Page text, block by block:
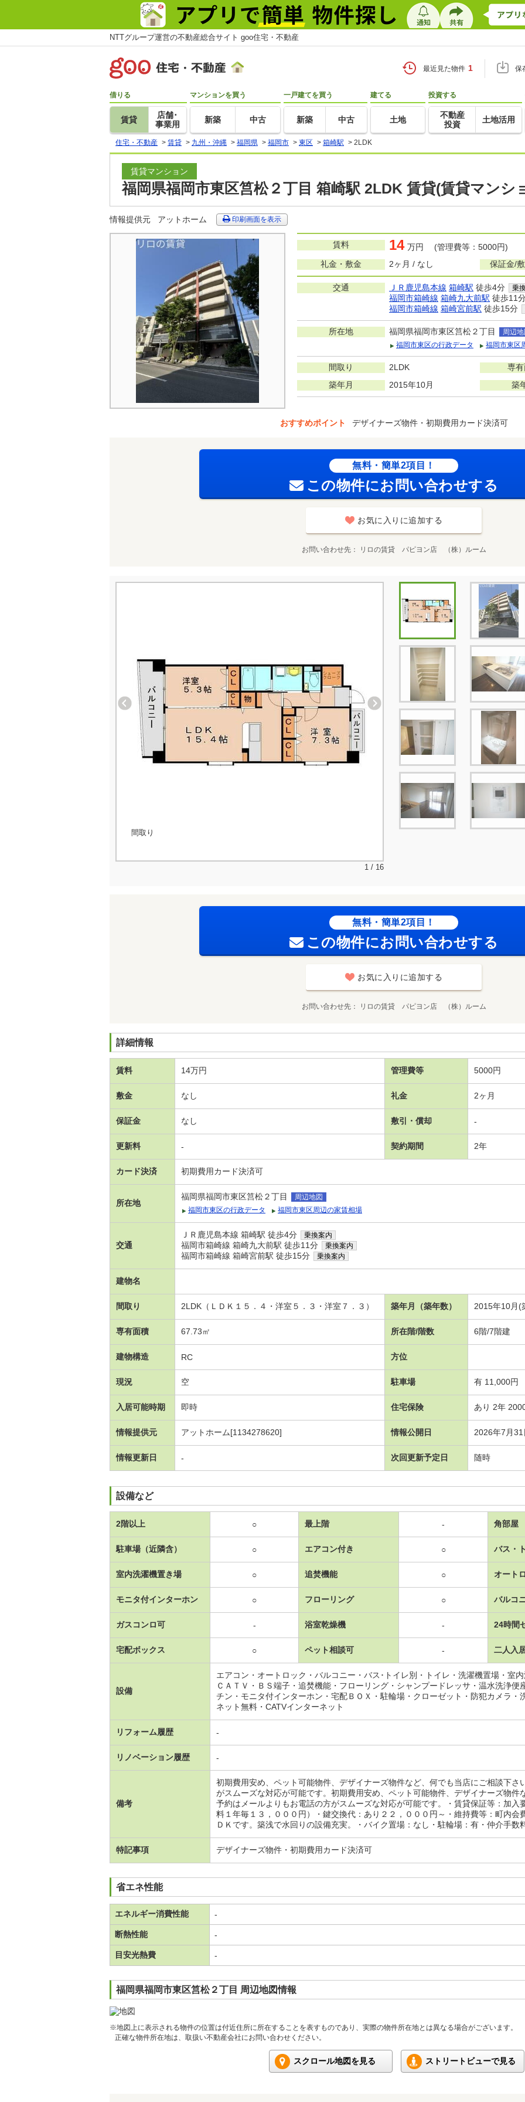
NTTグループ運営の不動産総合サイト goo住宅・不動産
最近見た物件 1 保
借りる
賃貸
店舗･
事業用
マンションを買う
新築 中古
一戸建てを買う
新築 中古
建てる
土地
投資する
不動産
投資
土地活用
住宅・不動産 > 賃貸 > 九州・沖縄 > 福岡県 > 福岡市 > 東区 > 箱崎駅 > 2LDK
賃貸マンション
福岡県福岡市東区筥松２丁目 箱崎駅 2LDK 賃貸(賃貸マンシ
情報提供元 アットホーム 印刷画面を表示
賃料 14 万円 (管理費等：5000円)
礼金・敷金
2ヶ月 / なし 保証金/
交通 ＪＲ鹿児島本線 箱崎駅 徒歩4分 乗
福岡市箱崎線 箱崎九大前駅 徒歩11
福岡市箱崎線 箱崎宮前駅 徒歩15分
所在地 福岡県福岡市東区筥松２丁目
周辺地
福岡市東区の行政データ
福岡市東区
間取り 2LDK 専
築年月 2015年10月 築
おすすめポイント デザイナーズ物件・初期費用カード決済可
無料・簡単2項目！
この物件にお問い合わせする
お気に入りに追加する
お問い合わせ先 リロの賃貸 パピヨン店 （株）ルーム
間取り
1 / 16
無料・簡単2項目！
この物件にお問い合わせする
お気に入りに追加する
お問い合わせ先 リロの賃貸 パピヨン店 （株）ルーム
詳細情報
賃料 14万円 管理費等 5000円
敷金 なし 礼金 2ヶ月
保証金 なし 敷引・償却 -
更新料 - 契約期間 2年
カード決済 初期費用カード決済可
所在地
福岡県福岡市東区筥松２丁目
周辺地図
福岡市東区の行政データ
福岡市東区周辺の家賃相場
交通
ＪＲ鹿児島本線 箱崎駅 徒歩4分 乗換案内
福岡市箱崎線 箱崎九大前駅 徒歩11分 乗換案内
福岡市箱崎線 箱崎宮前駅 徒歩15分 乗換案内
建物名
間取り 2LDK（ＬＤＫ１５．４・洋室５．３・洋室７．３） 築年月（築年数） 2015年10月(
専有面積 67.73㎡ 所在階/階数 6階/7階建
建物構造 RC 方位
現況 空 駐車場 有 11,000円
入居可能時期 即時 住宅保険 あり 2年
情報提供元 アットホーム[1134278620] 情報公開日 2026年7月31
情報更新日 - 次回更新予定日 随時
設備など
2階以上 ○ 最上階 - 角部屋
駐車場（近隣含） ○ エアコン付き ○ バス・
室内洗濯機置き場 ○ 追焚機能 ○ オート
モニタ付インターホン ○ フローリング ○ バルコ
ガスコンロ可 - 浴室乾燥機 - 24時間
宅配ボックス ○ ペット相談可 - 二人入
設備
エアコン・オートロック・バルコニー・バス･トイレ別・トイレ・洗濯機置場・室
ＣＡＴＶ・ＢＳ端子・追焚機能・フローリング・シャンプードレッサ・温水洗浄便
チン・モニタ付インターホン・宅配ＢＯＸ・駐輪場・クローゼット・防犯カメラ・
ネット無料・CATVインターネット
リフォーム履歴 -
リノベーション履歴 -
備考
初期費用安め、ペット可能物件、デザイナーズ物件など、何でも当店にご相談下さ
がスムーズな対応が可能です。初期費用安め、ペット可能物件、デザイナーズ物件
予約はメールよりもお電話の方がスムーズな対応が可能です。・賃貸保証等：加
料１年毎１３，０００円）・鍵交換代：あり２２，０００円～・維持費等：町内会
ＤＫです。築浅で水回りの設備充実。・バイク置場：なし・駐輪場：有・仲介手数
特記事項 デザイナーズ物件・初期費用カード決済可
省エネ性能
エネルギー消費性能 -
断熱性能 -
目安光熱費 -
福岡県福岡市東区筥松２丁目 周辺地図情報
※地図上に表示される物件の位置は付近住所に所在することを表すものであり、実際の物件所在地とは異なる場合がございます。
正確な物件所在地は、取扱い不動産会社にお問い合わせください。
スクロール地図を見る ストリートビューで見る